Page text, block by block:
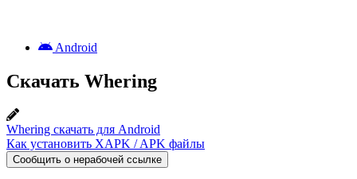
Android
Скачать Whering
Whering скачать для Android
Как установить XAPK / APK файлы
Сообщить о нерабочей ссылке